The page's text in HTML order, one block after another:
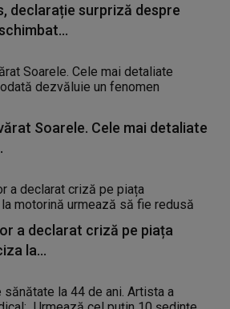
declarație surpriză despre
Soarele. Cele mai detaliate
a declarat criză pe piața
la...